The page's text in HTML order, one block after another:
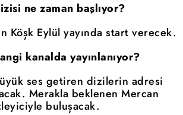
ne zaman başlıyor?
Köşk Eylül yayında start verecek.
kanalda yayınlanıyor?
ses getiren dizilerin adresi
Merakla beklenen Mercan
buluşacak.